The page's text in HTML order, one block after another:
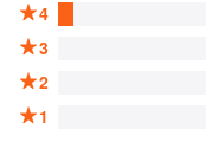
4
3
2
1